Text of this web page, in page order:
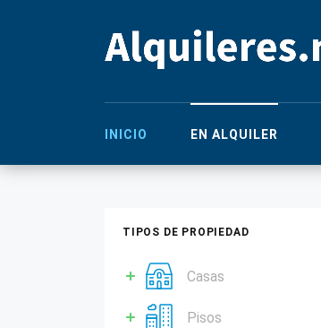
INICIO EN ALQUILER
TIPOS DE PROPIEDAD
Casas
Pisos